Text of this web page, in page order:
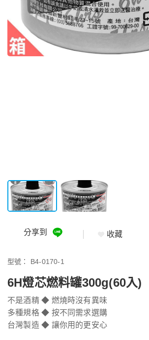
分享到 收藏
型號： B4-0170-1
6H燈芯燃料罐300g(60入)
不是酒精 ◆ 燃燒時沒有異味
多種規格 ◆ 按不同需求選購
台灣製造 ◆ 讓你用的更安心